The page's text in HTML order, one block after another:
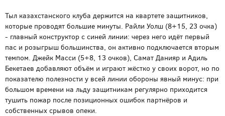
Тыл казахстанского клуба держится на квартете защитников,
которые проводят большие минуты. Райли Уолш (8+15, 23 очка)
- главный конструктор с синей линии: через него идёт первый
пас и розыгрыш большинства, он активно подключается вторым
темпом. Джейк Масси (5+8, 13 очков), Самат Данияр и Адиль
Бекетаев добавляют объём и играют жёстко у своих ворот, но по
показателю полезности у всей линии обороны явный минус: при
большом времени на льду защитникам регулярно приходится
тушить пожар после позиционных ошибок партнёров и
собственных срывов опеки.